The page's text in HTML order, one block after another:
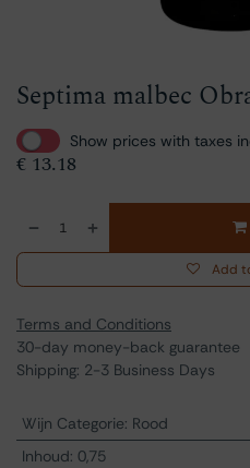
Septima malbec
Show prices with taxes
€ 13.18
Add
Terms and Conditions
30-day money-back guarantee
Shipping: 2-3 Business Days
Wijn Categorie: Rood
Inhoud: 0,75